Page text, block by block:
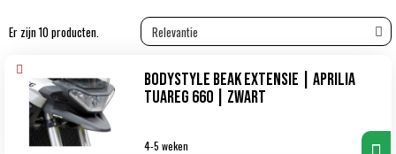
Er zijn 10 producten.
Bodystyle Beak Extensie | Aprilia
Tuareg 660 | zwart
4-5 weken